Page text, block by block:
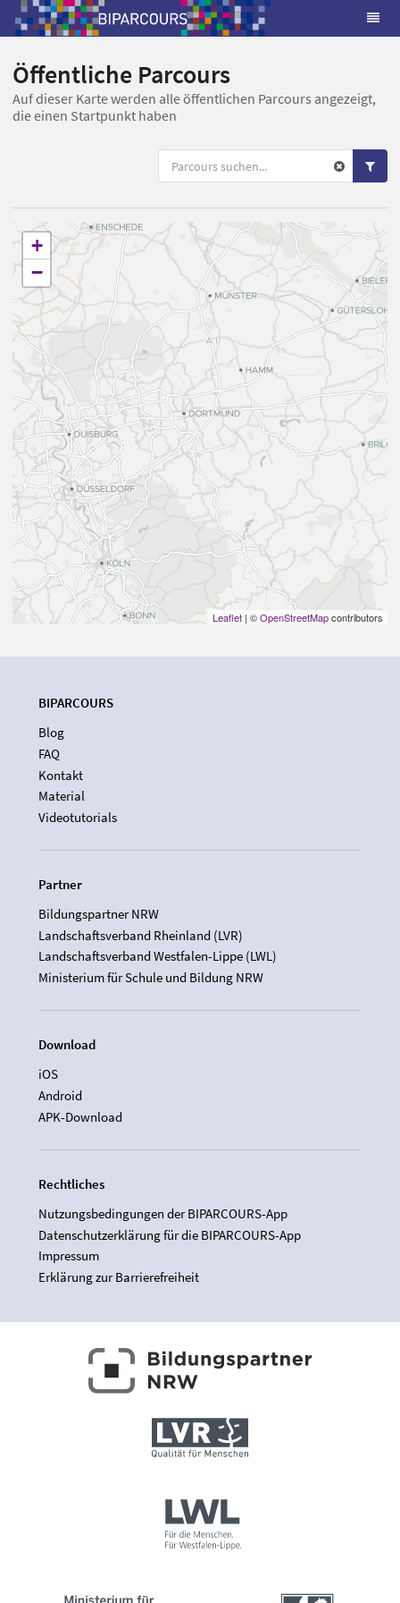
Öffentliche Parcours
Auf dieser Karte werden alle öffentlichen Parcours angezeigt,
die einen Startpunkt haben
+
−
Leaflet | ©OpenStreetMapcontributors
BIPARCOURS
Blog
FAQ
Kontakt
Material
Videotutorials
Partner
Bildungspartner NRW
Landschaftsverband Rheinland (LVR)
Landschaftsverband Westfalen-Lippe (LWL)
Ministerium für Schule und Bildung NRW
Download
iOS
Android
APK-Download
Rechtliches
Nutzungsbedingungen der BIPARCOURS-App
Datenschutzerklärung für die BIPARCOURS-App
Impressum
Erklärung zur Barrierefreiheit